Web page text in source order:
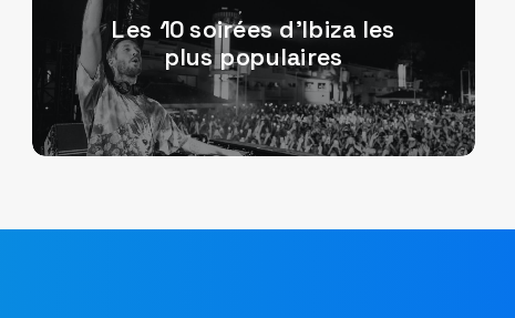
Les 10 soirées d’Ibiza les
plus populaires